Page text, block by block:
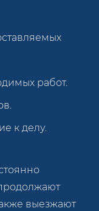
работ.
к делу.
выезжают